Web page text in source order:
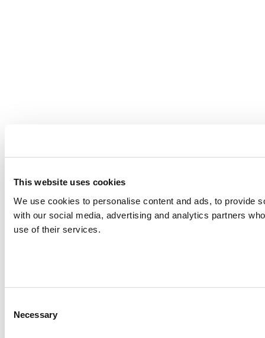
This website uses cookies
We use cookies to personalise content and ads, to provide
with our social media, advertising and analytics partners
use of their services.
Selection
Necessary